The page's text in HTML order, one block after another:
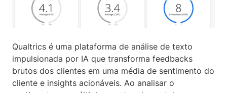
Qualtrics é uma plataforma de análise de texto
impulsionada por IA que transforma feedbacks
brutos dos clientes em uma média de sentimento do
cliente e insights acionáveis. Ao analisar o